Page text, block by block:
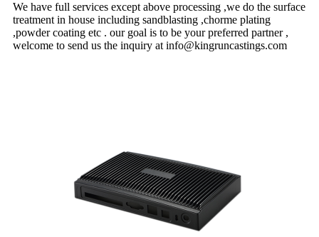
We have full services except above processing ,we do the surface
treatment in house including sandblasting ,chorme plating
,powder coating etc . our goal is to be your preferred partner ,
welcome to send us the inquiry at info@kingruncastings.com